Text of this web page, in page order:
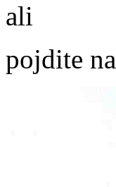
ali
pojdite na